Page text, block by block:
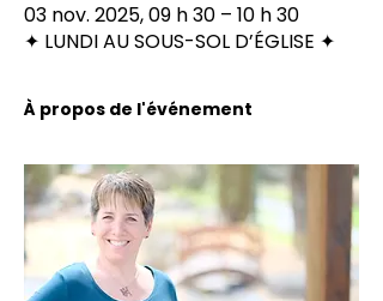
03 nov. 2025, 09 h 30 – 10 h 30
✦ LUNDI AU SOUS-SOL D’ÉGLISE ✦
À propos de l'événement